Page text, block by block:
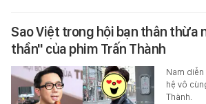
Sao Việt trong hội bạn thân thừa
thần" của phim Trấn Thành
Nam
hệ vô
Thành.